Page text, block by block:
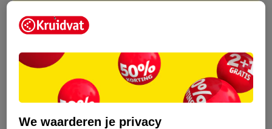
Kruidvat folder
augustus 2026.
We waarderen je privacy